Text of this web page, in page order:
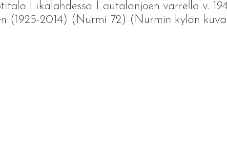
Likalahdessa Lautalanjoen varrella v.
(1925-2014) (Nurmi 72) (Nurmin kylän